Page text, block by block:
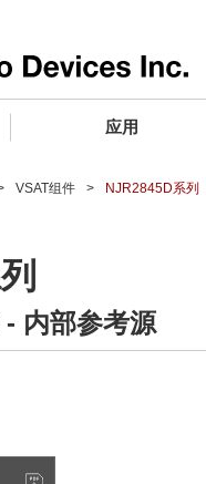
应用
VSAT组件 NJR2845D系列
内部参考源